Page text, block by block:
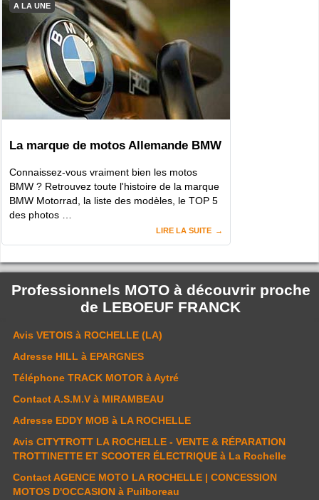
A LA UNE
La marque de motos Allemande BMW
Connaissez-vous vraiment bien les motos
BMW ? Retrouvez toute l'histoire de la marque
BMW Motorrad, la liste des modèles, le TOP 5
des photos …
LIRE LA SUITE
Professionnels MOTO à découvrir proche
de LEBOEUF FRANCK
Avis VETOIS à ROCHELLE (LA)
Adresse HILL à EPARGNES
Téléphone TRACK MOTOR à Aytré
Contact A.S.M.V à MIRAMBEAU
Adresse EDDY MOB à LA ROCHELLE
Avis CITYTROTT LA ROCHELLE - VENTE & RÉPARATION
TROTTINETTE ET SCOOTER ÉLECTRIQUE à La Rochelle
Contact AGENCE MOTO LA ROCHELLE | CONCESSION
MOTOS D'OCCASION à Puilboreau